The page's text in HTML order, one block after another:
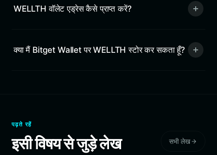
WELLTH वॉलेट एड्रेस कैसे प्राप्त करें?
क्या मैं Bitget Wallet पर WELLTH स्टोर कर सकता हूँ?
पढ़ते रहें
इसी विषय से जुड़े लेख सभी लेख